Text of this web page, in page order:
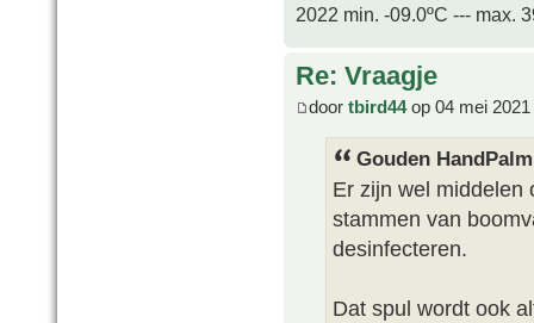
2022 min. -09.0ºC --- max.
Re: Vraagje
door tbird44op 04 mei 2021
Gouden
Er zijn wel middelen
stammen van
desinfecteren.
Dat spul wordt ook